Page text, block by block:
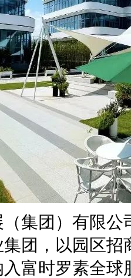
（集团）有限
团，以园区
富时罗素全